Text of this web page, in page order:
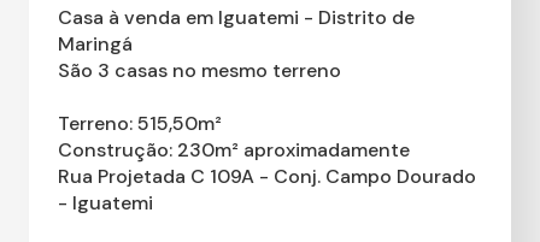
Casa à venda em Iguatemi - Distrito de
Maringá
São 3 casas no mesmo terreno
Terreno: 515,50m²
Construção: 230m² aproximadamente
Rua Projetada C 109A - Conj. Campo Dourado
- Iguatemi